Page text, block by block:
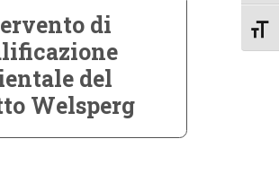
di
del
Welsperg